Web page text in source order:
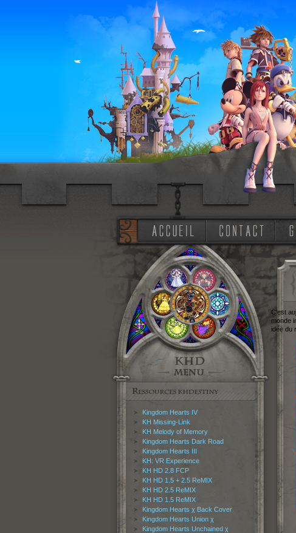
Kingdom Hearts IV
KH Missing-Link
KH Melody of Memory
Kingdom Hearts Dark Road
Kingdom Hearts III
KH: VR Experience
KH HD 2.8 FCP
KH HD 1.5 + 2.5 ReMIX
KH HD 2.5 ReMIX
KH HD 1.5 ReMIX
Kingdom Hearts χ Back Cover
Kingdom Hearts Union χ
Kingdom Hearts Unchained χ
C'est
monde
idée du